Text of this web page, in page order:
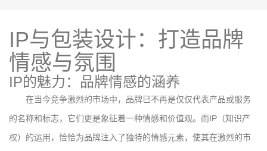
IP与包装设计：打造品牌
情感与氛围
IP的魅力：品牌情感的涵养
在当今竞争激烈的市场中，品牌已不再是仅仅代表产品或服务
的名称和标志，它们更是象征着一种情感和价值观。而IP（知识产
权）的运用，恰恰为品牌注入了独特的情感元素，使其在激烈的市